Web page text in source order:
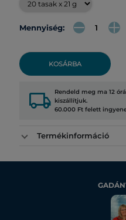
Mennyiség:
KOSÁRBA
local_shipping Rendeld meg ma 12
kiszállítjuk.
60.000 Ft felett
Termékinformáció